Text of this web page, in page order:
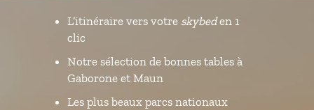
L’itinéraire vers votre skybeden 1
clic
Notre sélection de bonnes tables à
Gaborone et Maun
Les plus beaux parcs nationaux